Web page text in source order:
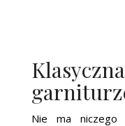
Nie ma niczego